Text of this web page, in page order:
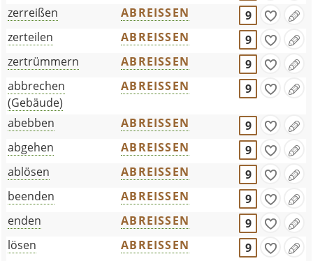
zerreißen
ABREISSEN
9
zerteilen
ABREISSEN
9
zertrümmern
ABREISSEN
9
abbrechen
(Gebäude)
ABREISSEN 9
abebben ABREISSEN
9
abgehen
ABREISSEN
9
ablösen
ABREISSEN
9
beenden
ABREISSEN
9
enden
ABREISSEN
9
lösen
ABREISSEN
9